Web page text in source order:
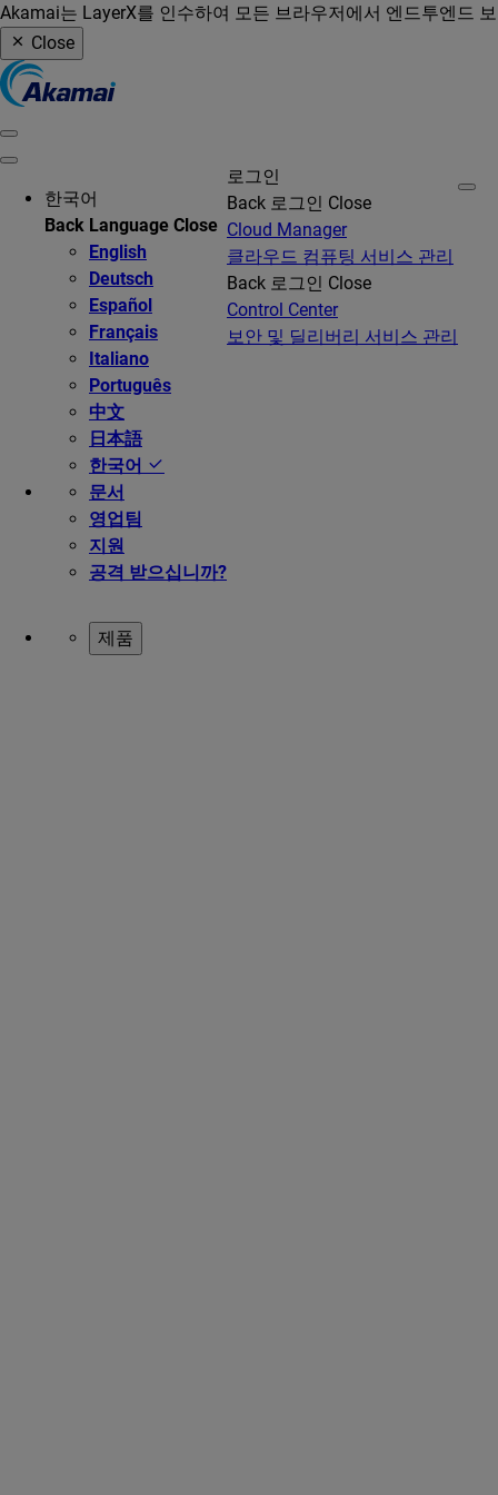
Akamai는 LayerX를 인수하여 모든 브라우저에서 엔드투엔드
Close
한국어
Back Language Close
English
Deutsch
Español
Français
Italiano
Português
中文
日本語
한국어
문서
영업팀
지원
공격 받으십니까?
로그인
Back 로그인 Close
Cloud Manager
클라우드 컴퓨팅 서비스 관리
Back 로그인 Close
Control Center
보안 및 딜리버리 서비스 관리
제품